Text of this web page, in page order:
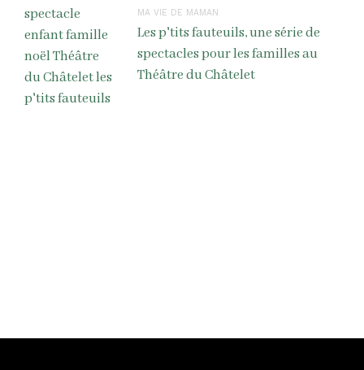
MA VIE DE MAMAN
Les p'tits fauteuils, une série de
spectacles pour les familles au
Théâtre du Châtelet